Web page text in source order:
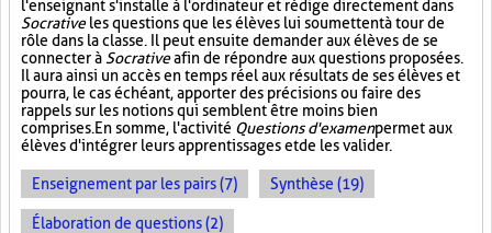
l'enseignant s'installe à l'ordinateur et rédige directement dans
Socrativeles questions que les élèves lui soumettent à tour de
rôle dans la classe. Il peut ensuite demander aux élèves de se
connecter à Socrativeafin de répondre aux questions proposées.
Il aura ainsi un accès en temps réel aux résultats de ses élèves et
pourra, le cas échéant, apporter des précisions ou faire des
rappels sur les notions qui semblent être moins bien
comprises. En somme, l'activité Questions d'examenpermet aux
élèves d'intégrer leurs apprentissages et de les valider.
Enseignement par les pairs (7) Synthèse (19)
Élaboration de questions (2)